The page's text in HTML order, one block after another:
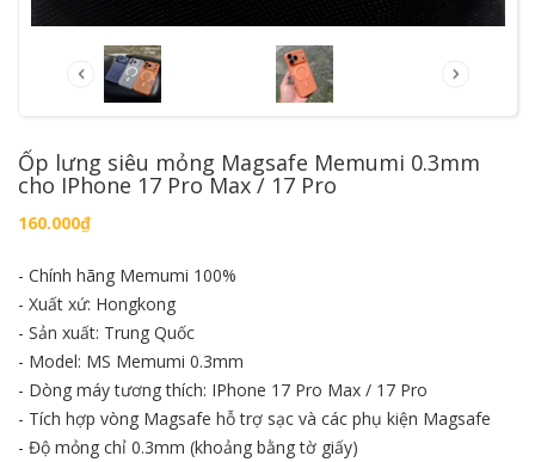
Ốp lưng siêu mỏng Magsafe Memumi 0.3mm
cho IPhone 17 Pro Max / 17 Pro
160.000₫
- Chính hãng Memumi 100%
- Xuất xứ: Hongkong
- Sản xuất: Trung Quốc
- Model: MS Memumi 0.3mm
- Dòng máy tương thích: IPhone 17 Pro Max / 17 Pro
- Tích hợp vòng Magsafe hỗ trợ sạc và các phụ kiện Magsafe
- Độ mỏng chỉ 0.3mm (khoảng bằng tờ giấy)